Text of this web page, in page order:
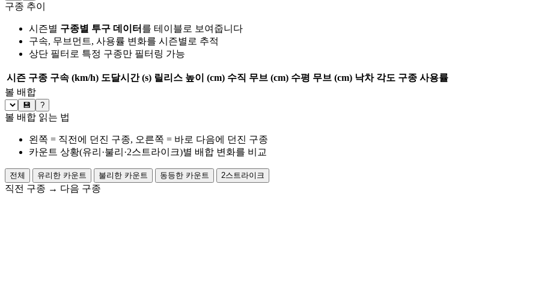
구종 추이
시즌별 구종별 투구 데이터 를 테이블로 보여줍니다
구속, 무브먼트, 사용률 변화를 시즌별로 추적
상단 필터로 특정 구종만 필터링 가능
시즌 구종 구속 (km/h) 도달시간 (s) 릴리스 높이 (cm) 수직 무브 (cm) 수평 무브 (cm) 낙차 각도 구종 사용률
볼 배합
💾 ?
볼 배합 읽는 법
왼쪽 = 직전에 던진 구종, 오른쪽 = 바로 다음에 던진 구종
카운트 상황(유리·불리·2스트라이크)별 배합 변화를 비교
전체 유리한 카운트 불리한 카운트 동등한 카운트 2스트라이크
직전 구종 → 다음 구종